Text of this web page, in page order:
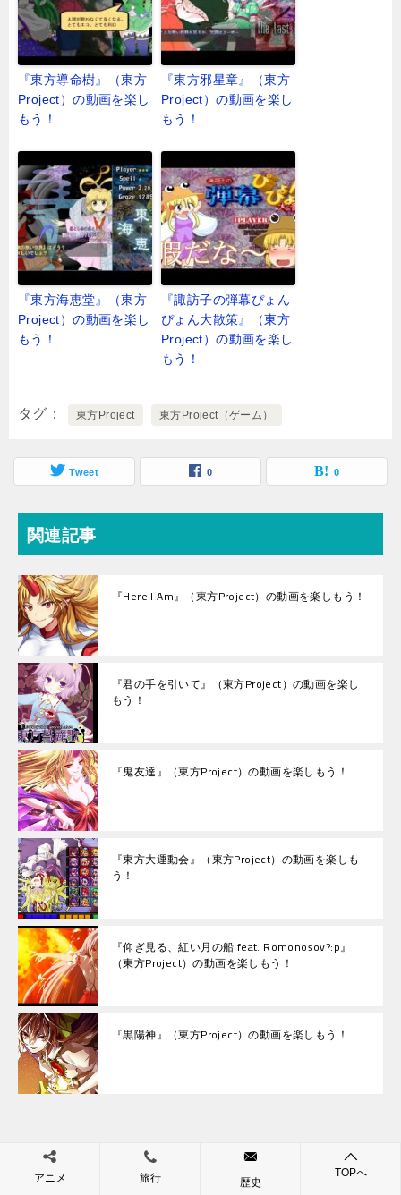
『東方導命樹』（東方
Project）の動画を楽し
もう！
『東方邪星章』（東方
Project）の動画を楽し
もう！
『東方海恵堂』（東方
Project）の動画を楽し
もう！
『諏訪子の弾幕ぴょん
ぴょん大散策』（東方
Project）の動画を楽し
もう！
タグ 東方Project 東方Project（ゲーム）
Tweet 0 0
関連記事
『Here I Am』（東方Project）の動画を楽しもう！
『君の手を引いて』（東方Project）の動画を楽し
もう！
『鬼友達』（東方Project）の動画を楽しもう！
『東方大運動会』（東方Project）の動画を楽しも
う！
『仰ぎ見る、紅い月の船 feat. Romonosov?:p』
（東方Project）の動画を楽しもう！
『黒陽神』（東方Project）の動画を楽しもう！
アニメ 旅行 歴史
TOPへ